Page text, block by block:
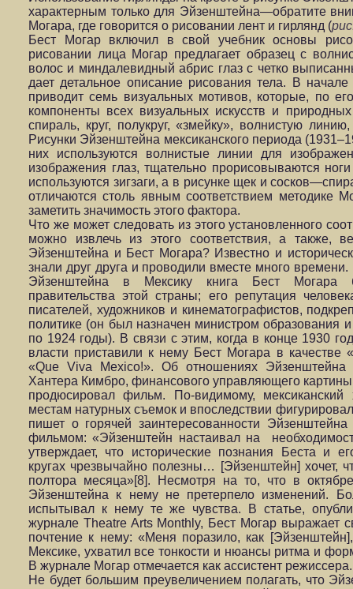
характерным только для Эйзенштейна—обратите
Могара, где говорится о рисовании лент и гирлянд (
Бест Могар включил в свой учебник основы
рисовании лица Могар предлагает образец с
волос и миндалевидный абрис глаз с четко
дает детальное описание рисования тела. В начале
приводит семь визуальных мотивов, которые, по
компоненты всех визуальных искусств и
спираль, круг, полукруг, «змейку», волнистую
Рисунки Эйзенштейна мексиканского периода
них используются волнистые линии для
изображения глаз, тщательно прорисовываются
используются зигзаги, а в рисунке щек и
отличаются столь явным соответствием методике
заметить значимость этого фактора.
Что же может следовать из этого установленного
можно извлечь из этого соответствия, а также,
Эйзенштейна и Бест Могара? Известно и
знали друг друга и проводили вместе много
Эйзенштейна в Мексику книга Бест Могара
правительства этой страны; его репутация
писателей, художников и кинематографистов,
политике (он был назначен министром образования
по 1924 годы). В связи с этим, когда в конце 1930
власти приставили к нему Бест Могара в качестве
«Que Viva Mexico!». Об отношениях Эйзенштейна
Хантера Кимбро, финансового управляющего
продюсировал фильм. По-видимому, мексиканский
местам натурных съемок и впоследствии
пишет о горячей заинтересованности
фильмом: «Эйзенштейн настаивал на
утверждает, что исторические познания Беста и
кругах чрезвычайно полезны… [Эйзенштейн] хочет,
полтора месяца»[8]. Несмотря на то, что в
Эйзенштейна к нему не претерпело изменений.
испытывал к нему те же чувства. В статье,
журнале Theatre Arts Monthly, Бест Могар выражает
почтение к нему: «Меня поразило, как
Мексике, ухватил все тонкости и нюансы ритма и
В журнале Могар отмечается как ассистент режиссера.
Не будет большим преувеличением полагать, что